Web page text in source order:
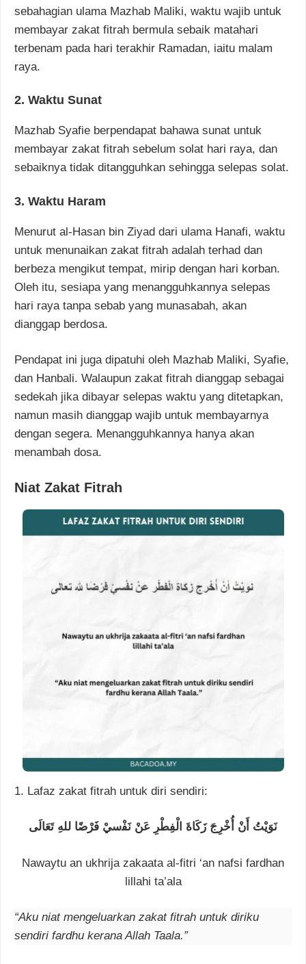
sebahagian ulama Mazhab Maliki, waktu wajib untuk
membayar zakat fitrah bermula sebaik matahari
terbenam pada hari terakhir Ramadan, iaitu malam
raya.
2. Waktu Sunat
Mazhab Syafie berpendapat bahawa sunat untuk
membayar zakat fitrah sebelum solat hari raya, dan
sebaiknya tidak ditangguhkan sehingga selepas solat.
3. Waktu Haram
Menurut al-Hasan bin Ziyad dari ulama Hanafi, waktu
untuk menunaikan zakat fitrah adalah terhad dan
berbeza mengikut tempat, mirip dengan hari korban.
Oleh itu, sesiapa yang menangguhkannya selepas
hari raya tanpa sebab yang munasabah, akan
dianggap berdosa.
Pendapat ini juga dipatuhi oleh Mazhab Maliki, Syafie,
dan Hanbali. Walaupun zakat fitrah dianggap sebagai
sedekah jika dibayar selepas waktu yang ditetapkan,
namun masih dianggap wajib untuk membayarnya
dengan segera. Menangguhkannya hanya akan
menambah dosa.
Niat Zakat Fitrah
1. Lafaz zakat fitrah untuk diri sendiri:
ﻧَﻮَﻳْﺖُ أَﻥْ أُﺧْﺮِﺝَ ﺯَﻛَﺎﺓَ ﺍﻟْﻔِﻄْﺮِ ﻋَﻦْ ﻧَﻔْسيْ ﻓَﺮْﺿًﺎ ﻟﻠﻪِ ﺗَﻌَﺎﻟَﻰ
Nawaytu an ukhrija zakaata al-fitri ‘an nafsi fardhan
lillahi ta’ala
“Aku niat mengeluarkan zakat fitrah untuk diriku
sendiri fardhu kerana Allah Taala.”